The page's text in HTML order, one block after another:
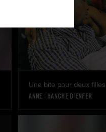
Une bite pour deux filles
ANNE | HANCHE D'ENFER